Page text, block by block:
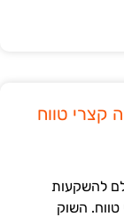
קצרי טווח
להשקעות
השוק